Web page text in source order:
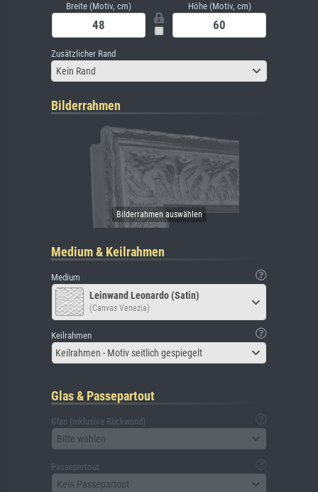
Breite (Motiv, cm) Höhe (Motiv, cm)
Zusätzlicher Rand
Kein Rand
Bilderrahmen
Medium & Keilrahmen
Medium
Leinwand Leonardo (Satin)
(Canvas Venezia)
Keilrahmen
Keilrahmen - Motiv seitlich gespiegelt
Glas & Passepartout
Glas (inklusive Rückwand)
Bitte wählen
Passepartout
Kein Passepartout